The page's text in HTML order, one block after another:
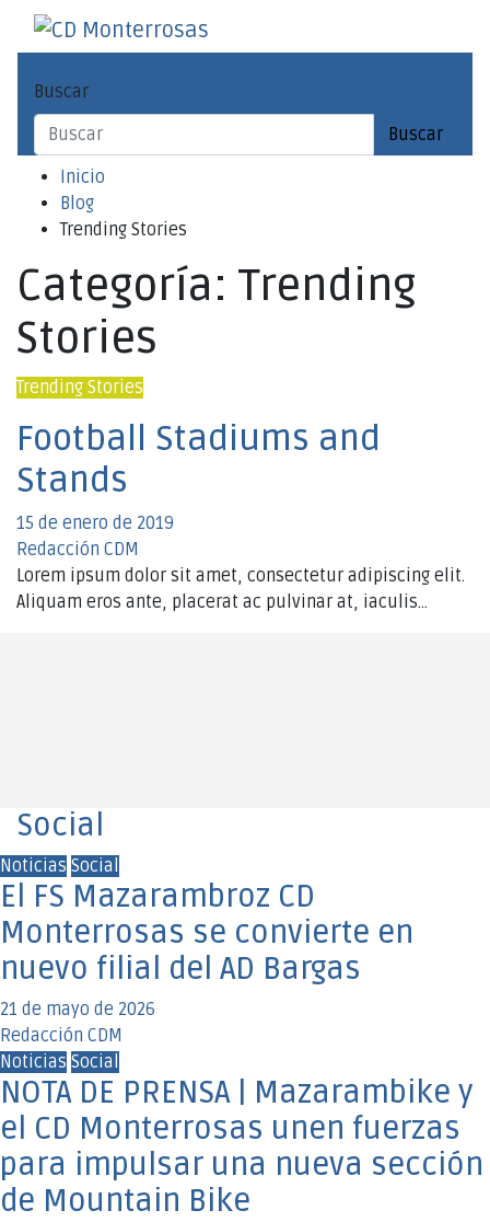
Saltar
Buscar
Buscar
Inicio
Blog
Trending Stories
Categoría: Trending
Stories
Trending Stories
Football Stadiums and
Stands
15 de enero de 2019
Redacción CDM
Lorem ipsum dolor sit amet, consectetur adipiscing elit.
Aliquam eros ante, placerat ac pulvinar at, iaculis…
Social
Noticias Social
El FS Mazarambroz CD
Monterrosas se convierte en
nuevo filial del AD Bargas
21 de mayo de 2026
Redacción CDM
Noticias Social
NOTA DE PRENSA | Mazarambike y
el CD Monterrosas unen fuerzas
para impulsar una nueva sección
de Mountain Bike